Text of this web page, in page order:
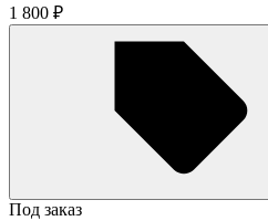
1 800 ₽
Под заказ